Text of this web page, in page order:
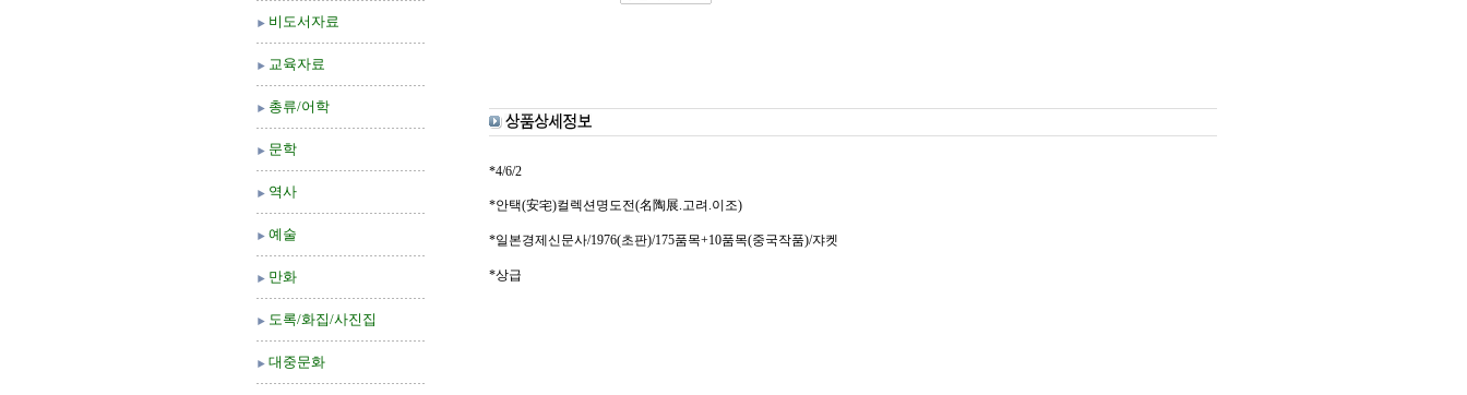
비도서자료
교육자료
총류/어학
문학
역사
예술
만화
도록/화집/사진집
대중문화
*4/6/2
*안택(安宅)컬렉션명도전(名陶展.고려.이조)
*일본경제신문사/1976(초판)/175품목+10품목(중국작품)/쟈켓
*상급